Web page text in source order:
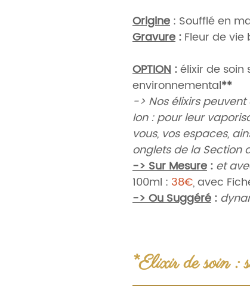
Origine : Soufflé en
Gravure : Fleur de vie
OPTION :élixir de soin
environnemental**
-> Nos élixirs
Ion : pour leur
vous, vos espaces,
onglets de la Section
-> Sur Mesure : et
100ml : 38€, avec
-> Ou Suggéré :
espaces
*Elixir de soin :